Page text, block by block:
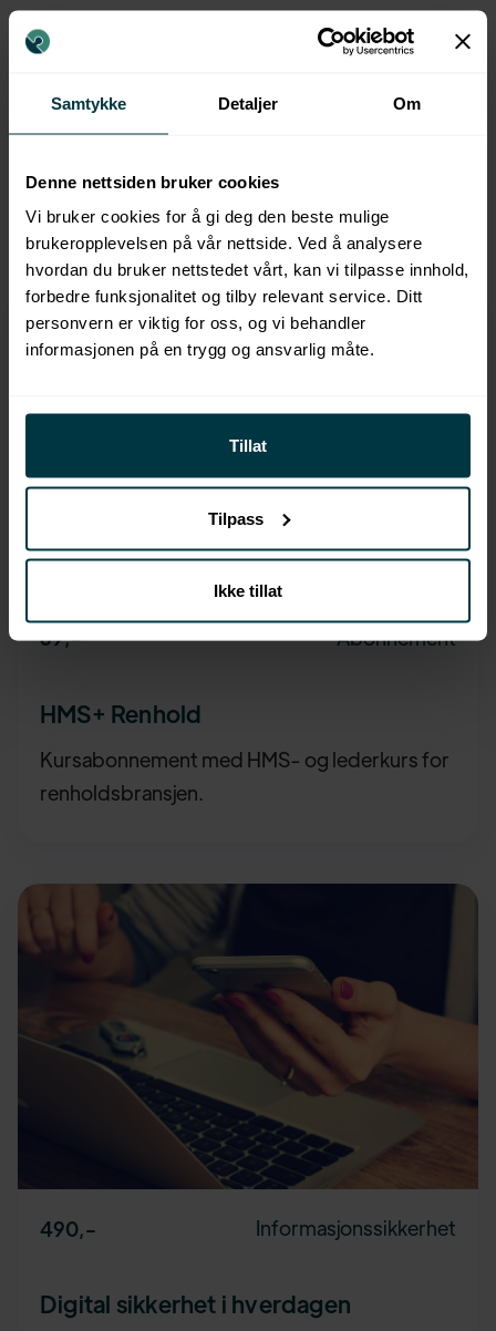
Samtykke Detaljer Om
Denne nettsiden bruker cookies
Vi bruker cookies for å gi deg den beste mulige
brukeropplevelsen på vår nettside. Ved å analysere
hvordan du bruker nettstedet vårt, kan vi tilpasse innhold,
forbedre funksjonalitet og tilby relevant service. Ditt
personvern er viktig for oss, og vi behandler
informasjonen på en trygg og ansvarlig måte.
Tillat
Tilpass
Ikke tillat
Populære kurs
FLERE KURS
69,- Abonnement
HMS+ Renhold
Kursabonnement med HMS- og lederkurs for
renholdsbransjen.
490,- Informasjonssikkerhet
Digital sikkerhet i hverdagen